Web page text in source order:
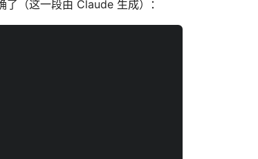
（这一段由 Claude 生成）：